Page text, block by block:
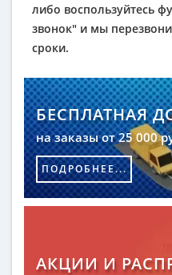
либо воспользуйтесь
звонок" и мы
сроки.
БЕСПЛАТНАЯ
на заказы от 25 000
ПОДРОБНЕЕ...
АКЦИИ И